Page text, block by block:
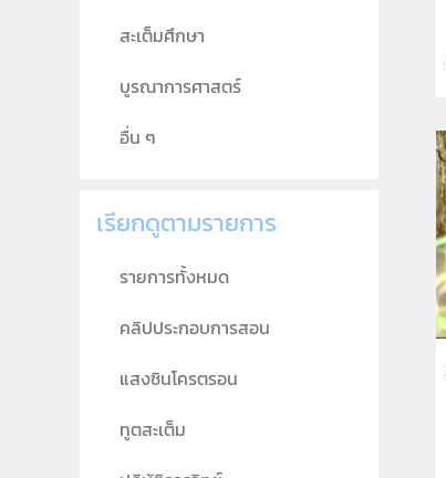
สะเต็มศึกษา
บูรณาการศาสตร์
อื่น ๆ
เรียกดูตามรายการ
รายการทั้งหมด
คลิปประกอบการสอน
แสงซินโครตรอน
ทูตสะเต็ม